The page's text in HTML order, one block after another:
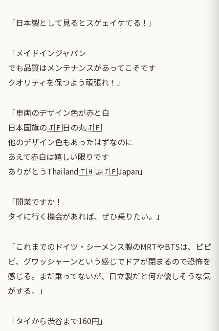
「日本製として見るとスゲェイケてる！」
「メイドインジャパン
でも品質はメンテナンスがあってこそです
クオリティを保つよう頑張れ！」
「車両のデザイン色が赤と白
日本国旗の🇯🇵日の丸🇯🇵
他のデザイン色もあったはずなのに
あえて赤白は嬉しい限りです
ありがとうThailand🇹🇭🤝🇯🇵Japan」
「開業ですか！
タイに行く機会があれば、ぜひ乗りたい。」
「これまでのドイツ・シーメンス製のMRTやBTSは、ピピ
ピ、グワッシャーンという感じでドアが閉まるので恐怖を
感じる。まだ乗ってないが、日立製だと何か優しそうな気
がする。」
「タイから渋谷まで160円」